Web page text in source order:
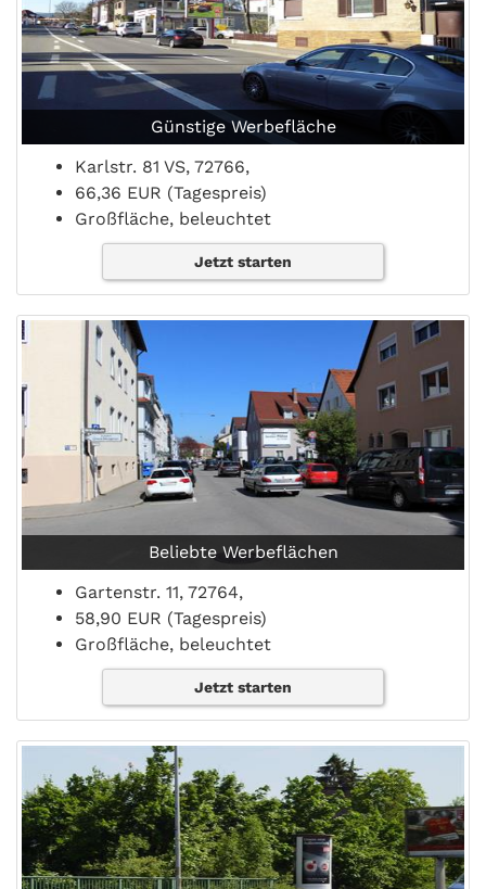
Günstige Werbefläche
Karlstr. 81 VS, 72766,
66,36 EUR (Tagespreis)
Großfläche, beleuchtet
Jetzt starten
Beliebte Werbeflächen
Gartenstr. 11, 72764,
58,90 EUR (Tagespreis)
Großfläche, beleuchtet
Jetzt starten